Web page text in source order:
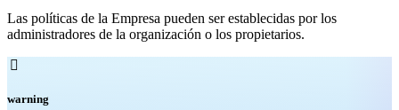
Las políticas de la Empresa pueden ser establecidas por los
administradores de la organización o los propietarios.

warning